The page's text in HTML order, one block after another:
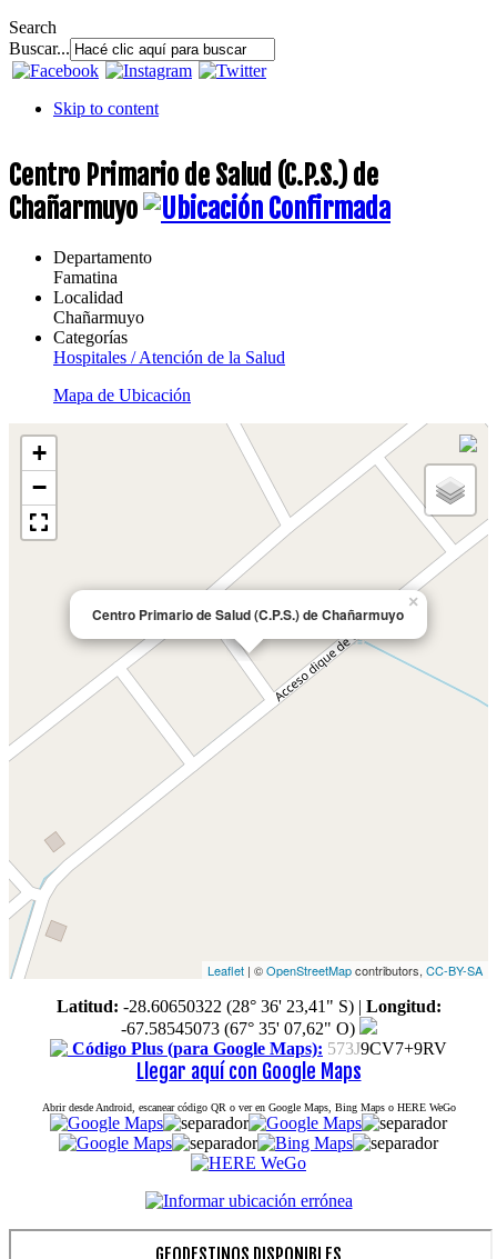
Search
Buscar...
Skip to content
Centro Primario de Salud (C.P.S.) de
Chañarmuyo
Departamento
Famatina
Localidad
Chañarmuyo
Categorías
Hospitales / Atención de la Salud
Mapa de Ubicación
Centro Primario de Salud (C.P.S.) de Chañarmuyo
×
+
−
Leaflet | ©OpenStreetMapcontributors, CC-BY-SA
Latitud: -28.60650322 (28° 36' 23,41" S)| Longitud:
-67.58545073 (67° 35' 07,62" O)
Código Plus (para Google Maps): 573J9CV7+9RV
Llegar aquí con Google Maps
Abrir desde Android, escanear código QR o ver en Google Maps, Bing Maps o HERE WeGo
GEODESTINOS DISPONIBLES